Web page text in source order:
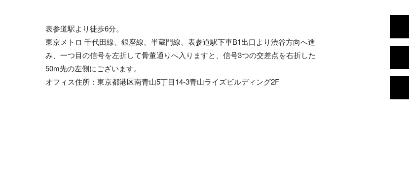
表参道駅より徒歩6分。
東京メトロ 千代田線、銀座線、半蔵門線、表参道駅下車B1出口より渋谷方向へ進
み、一つ目の信号を左折して骨董通りへ入りますと、信号3つの交差点を右折した
50m先の左側にございます。
オフィス住所：東京都港区南青山5丁目14-3青山ライズビルディング2F